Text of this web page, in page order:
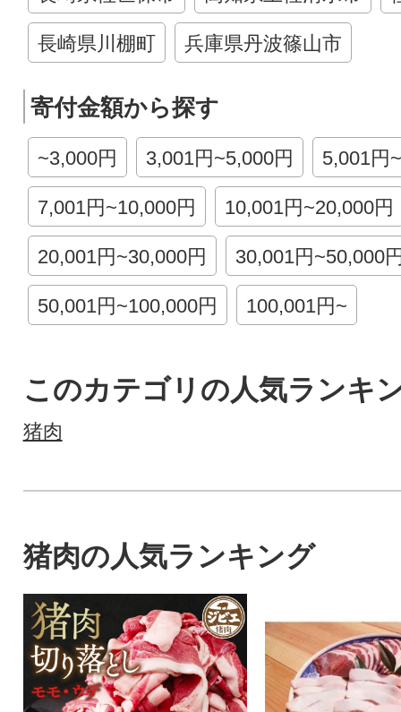
長崎県川棚町 兵庫県丹波篠山市
寄付金額から探す
~3,000円 3,001円~5,000円 5,001円
7,001円~10,000円 10,001円~20,000円
20,001円~30,000円 30,001円~50,000
50,001円~100,000円 100,001円~
このカテゴリの人気ランキ
猪肉
猪肉の人気ランキング